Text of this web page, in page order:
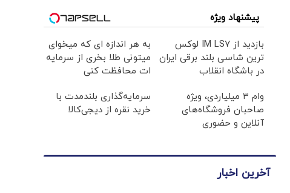
پیشنهاد ویژه
بازدید از IM LS7 لوکس
ترین شاسی بلند برقی ایران
در باشگاه انقلاب
به هر اندازه ای که میخوای
میتونی طلا بخری از سرمایه
ات محافظت کنی
وام ۳ میلیاردی، ویژه
صاحبان فروشگاه‌های
آنلاین و حضوری
سرمایه‌گذاری بلندمدت با
خرید نقره از دیجی‌کالا
آخرین اخبار